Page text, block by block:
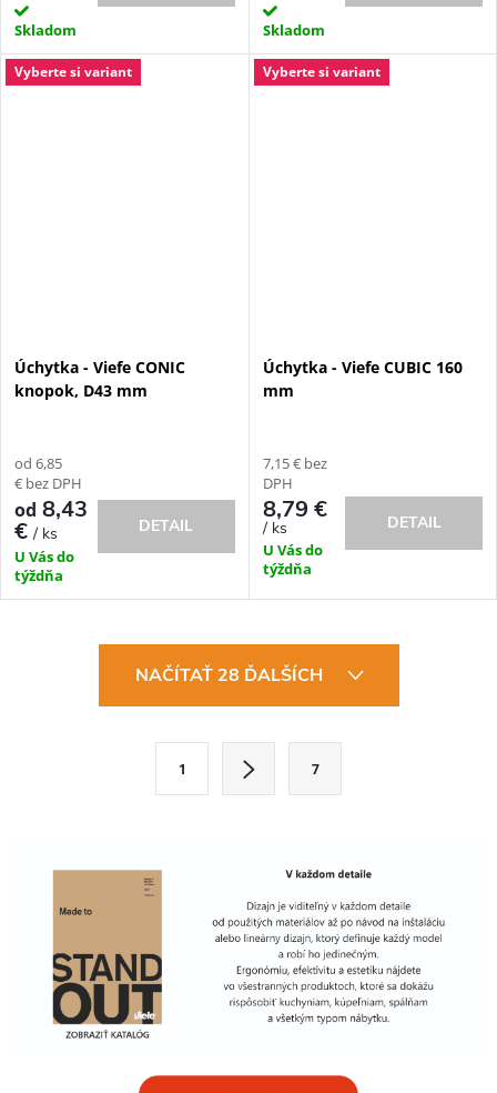
Skladom Skladom
Vyberte si variant
Úchytka - Viefe CONIC
knopok, D43 mm
od 6,85
€ bez DPH
od 8,43
€/ ks
U Vás do
týždňa
DETAIL
Vyberte si variant
Úchytka - Viefe CUBIC 160
mm
7,15 € bez
DPH
8,79 €
/ ks
U Vás do
týždňa
DETAIL
NAČÍTAŤ 28 ĎALŠÍCH
1 7